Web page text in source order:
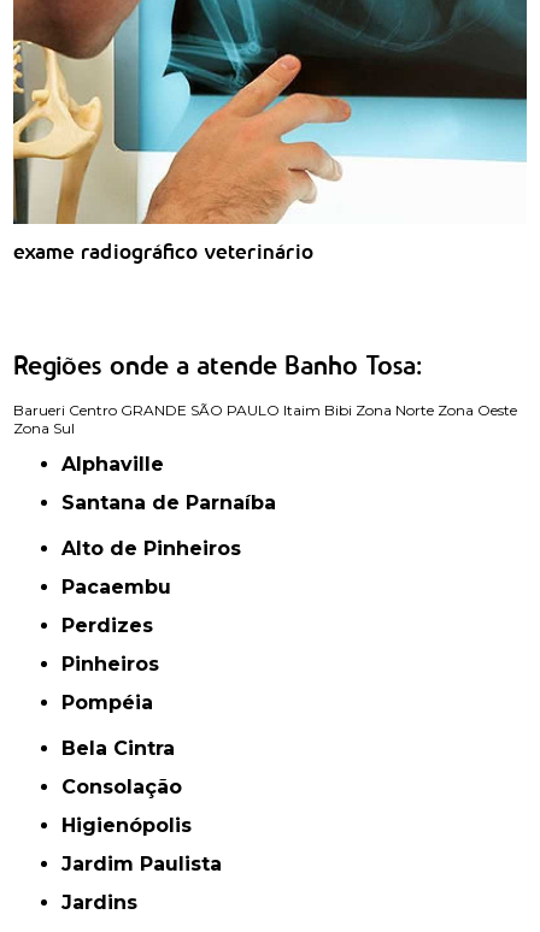
exame radiográfico veterinário
Regiões onde a atende Banho Tosa:
Barueri Centro GRANDE SÃO PAULO Itaim Bibi Zona Norte Zona Oeste
Zona Sul
Alphaville
Santana de Parnaíba
Alto de Pinheiros
Pacaembu
Perdizes
Pinheiros
Pompéia
Bela Cintra
Consolação
Higienópolis
Jardim Paulista
Jardins